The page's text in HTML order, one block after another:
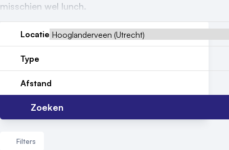
Contact
misschien wel lunch.
Locatie
Type
Afstand
Zoeken
Filters